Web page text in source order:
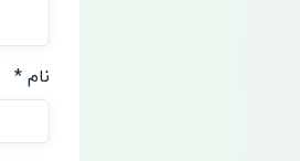
نام *